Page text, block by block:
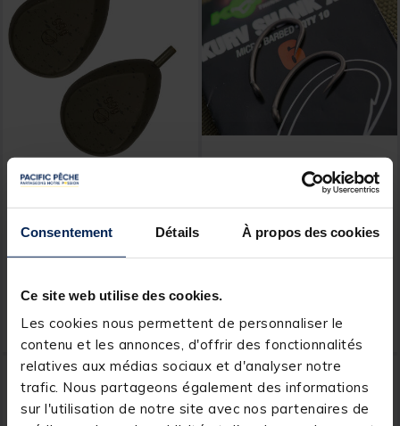
Consentement Détails À propos des cookies
Ce site web utilise des cookies.
Les cookies nous permettent de personnaliser le
contenu et les annonces, d'offrir des fonctionnalités
relatives aux médias sociaux et d'analyser notre
trafic. Nous partageons également des informations
sur l'utilisation de notre site avec nos partenaires de
KORDA
[object Object] out of 5 Customer Rating
(2)
Dès
5,39 € Ajouter au panier
Expédition sous 24 h
Hameçon carpe korda kurv
[object Object] out of 5
(8)
6,
Expédition sous 24 h